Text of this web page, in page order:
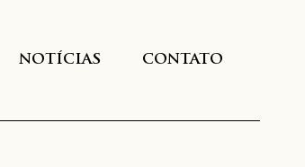
NOTÍCIAS CONTATO